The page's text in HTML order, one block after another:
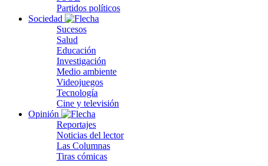
Partidos políticos
Sociedad
Sucesos
Salud
Educación
Investigación
Medio ambiente
Videojuegos
Tecnología
Cine y televisión
Opinión
Reportajes
Noticias del lector
Las Columnas
Tiras cómicas